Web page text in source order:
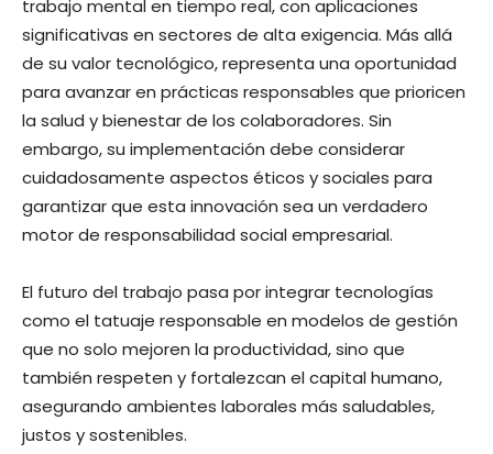
trabajo mental en tiempo real, con aplicaciones
significativas en sectores de alta exigencia. Más allá
de su valor tecnológico, representa una oportunidad
para avanzar en prácticas responsables que prioricen
la salud y bienestar de los colaboradores. Sin
embargo, su implementación debe considerar
cuidadosamente aspectos éticos y sociales para
garantizar que esta innovación sea un verdadero
motor de responsabilidad social empresarial.
El futuro del trabajo pasa por integrar tecnologías
como el tatuaje responsable en modelos de gestión
que no solo mejoren la productividad, sino que
también respeten y fortalezcan el capital humano,
asegurando ambientes laborales más saludables,
justos y sostenibles.